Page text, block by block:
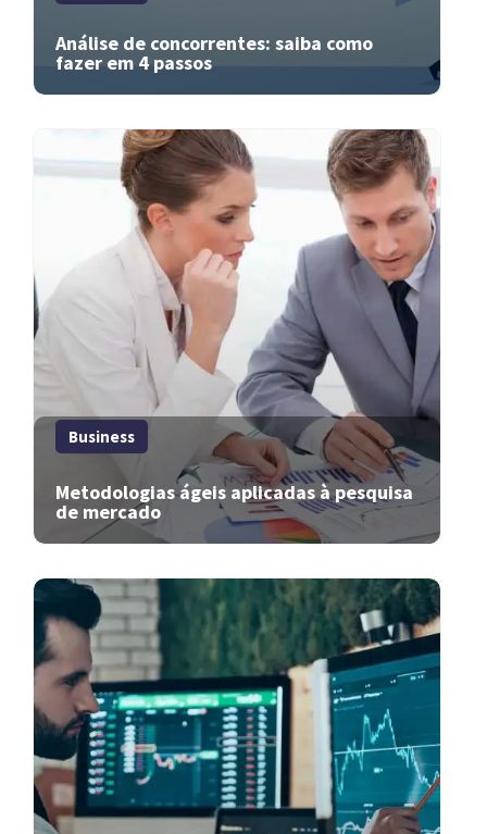
Análise de concorrentes: saiba como
fazer em 4 passos
Business
Metodologias ágeis aplicadas à pesquisa
de mercado